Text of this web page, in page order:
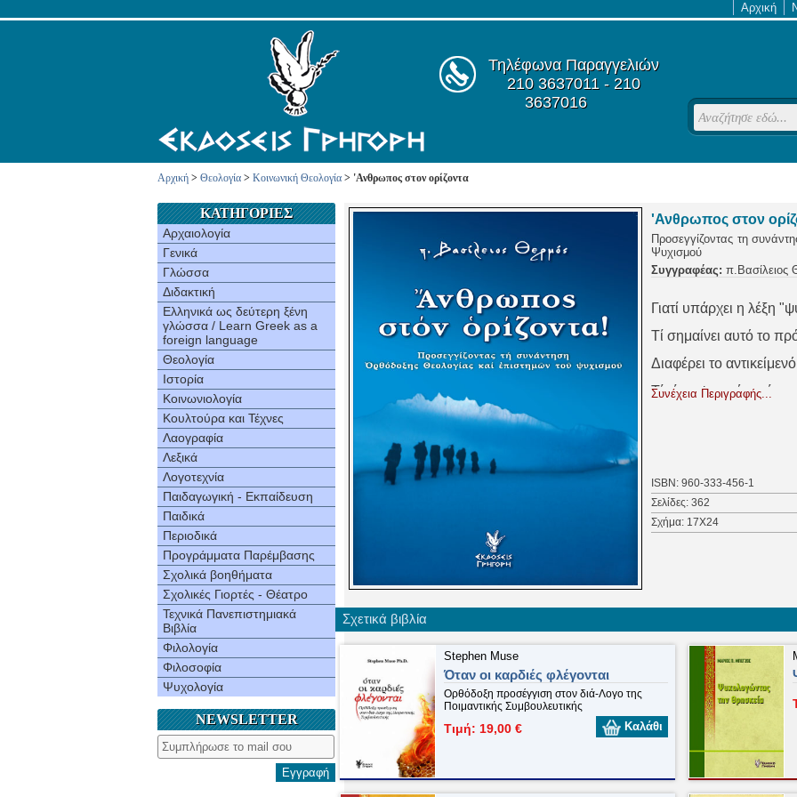
Αρχική
Τηλέφωνα Παραγγελιών
210 3637011 - 210
3637016
Αρχική > Θεολογία > Κοινωνική Θεολογία > 'Ανθρωπος στον ορίζοντα
ΚΑΤΗΓΟΡΙΕΣ
Αρχαιολογία
Γενικά
Γλώσσα
Διδακτική
Ελληνικά ως δεύτερη ξένη
γλώσσα / Learn Greek as a
foreign language
Θεολογία
Ιστορία
Κοινωνιολογία
Κουλτούρα και Τέχνες
Λαογραφία
Λεξικά
Λογοτεχνία
Παιδαγωγική - Εκπαίδευση
Παιδικά
Περιοδικά
Προγράμματα Παρέμβασης
Σχολικά βοηθήματα
Σχολικές Γιορτές - Θέατρο
Τεχνικά Πανεπιστημιακά
Βιβλία
Φιλολογία
Φιλοσοφία
Ψυχολογία
NEWSLETTER
Εγγραφή
'Ανθρωπος στον
Προσεγγίζοντας τη
Ψυχισμού
Συγγραφέας: π.Βασίλειος
Γιατί υπάρχει η λέξη
Τί σημαίνει αυτό το
Διαφέρει το
Τί είναι ψυχική υγεία
Γιατί οι
Ποιοί είναι οι
θρησκευτική
Αυτά είναι μερικά
Για το βιογραφικό του
Συνέχεια Περιγραφής...
ISBN: 960-333-456-1
Σελίδες: 362
Σχήμα: 17Χ24
Σχετικά βιβλία
Stephen Muse
Όταν οι καρδιές φλέγονται
Ορθόδοξη προσέγγιση στον διά-Λογο της
Ποιμαντικής Συμβουλευτικής
Τιμή: 19,00 € Καλάθι